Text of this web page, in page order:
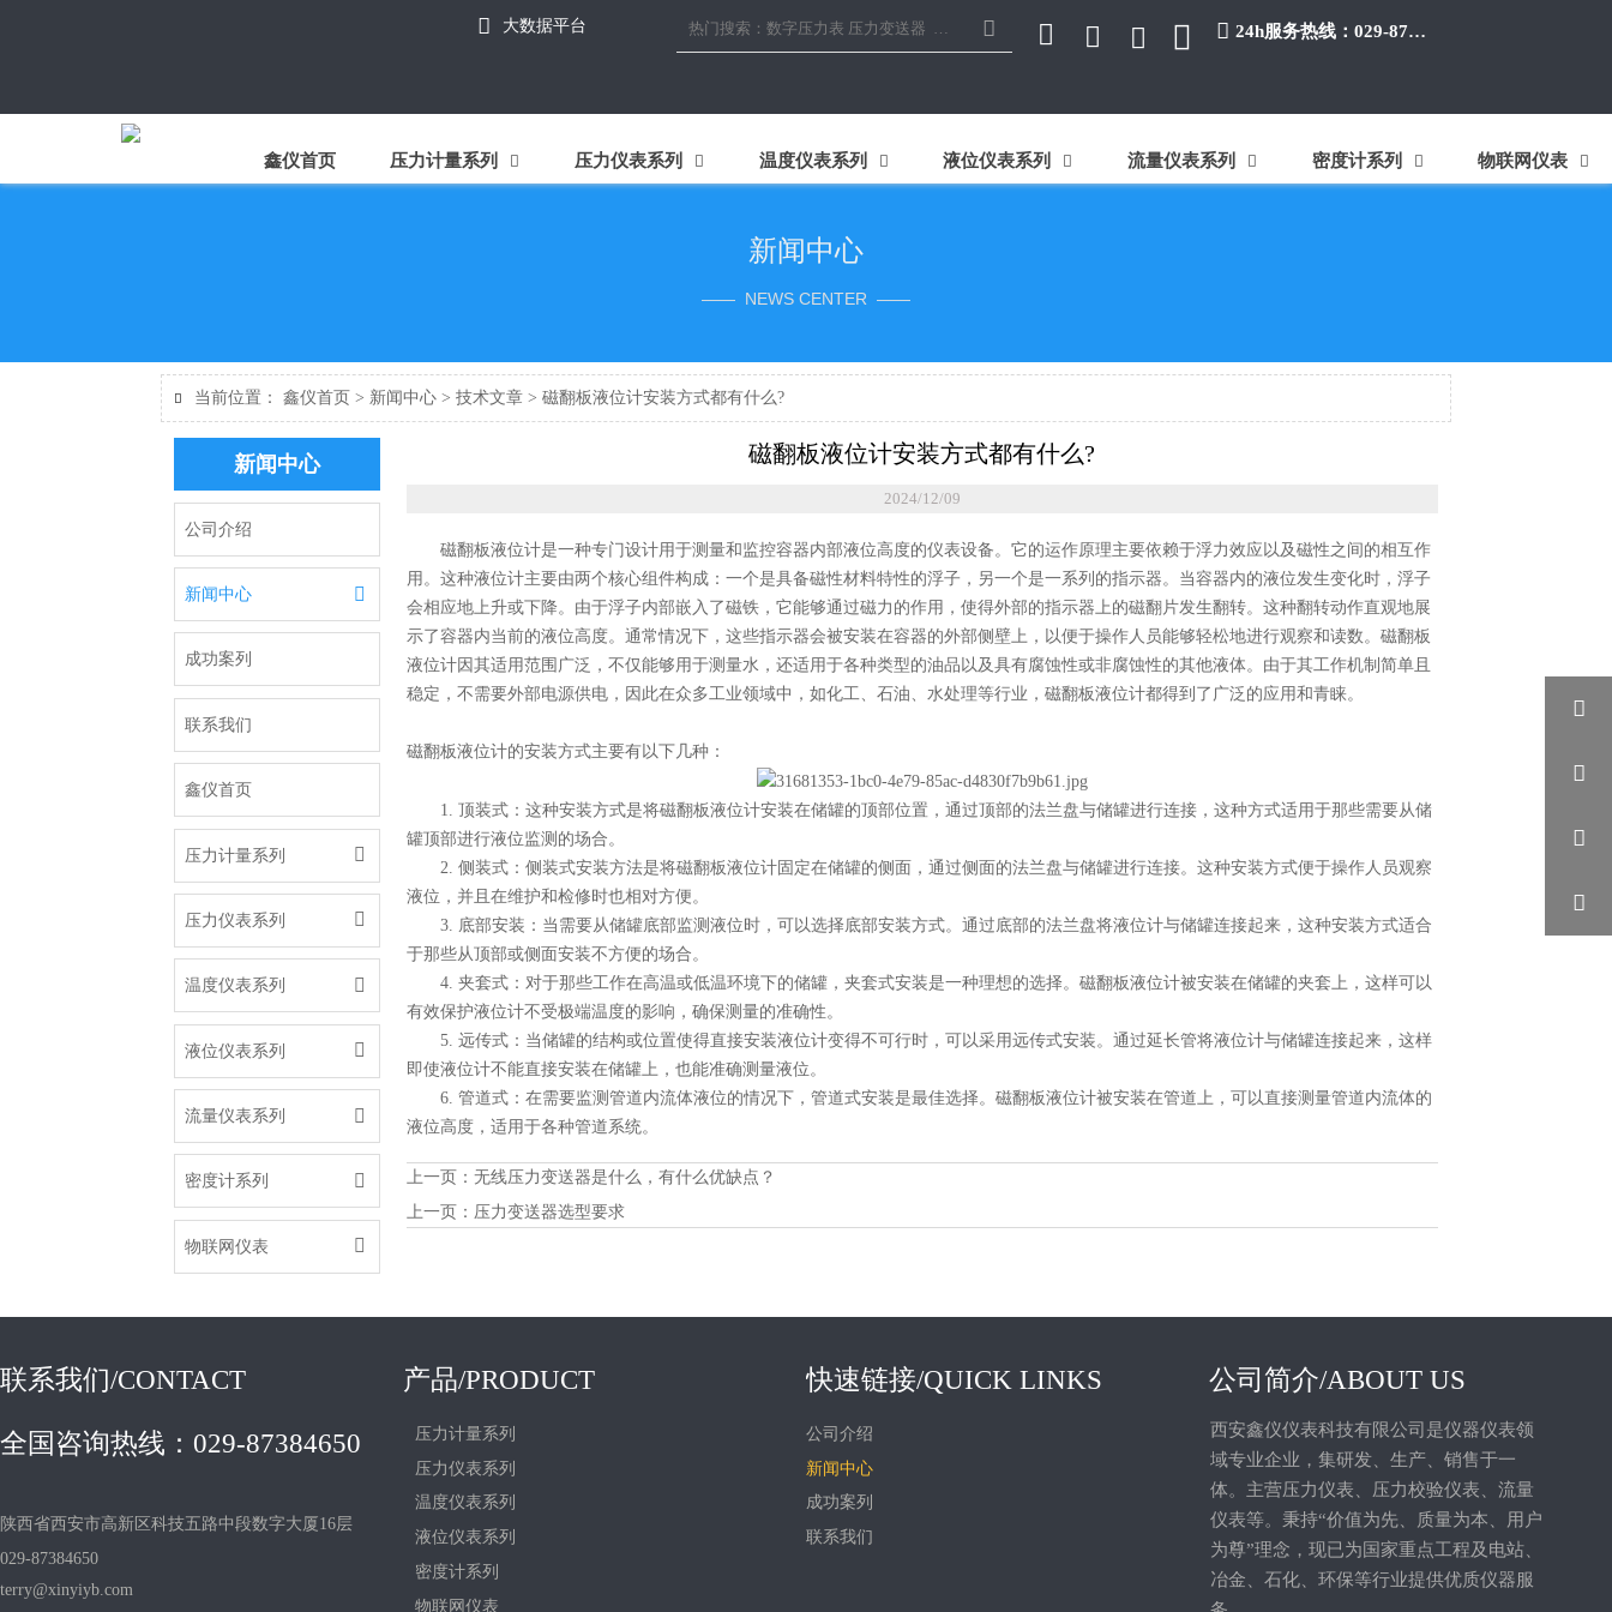
 大数据平台       24h服务热线：029-87384650
鑫仪首页 压力计量系列  压力仪表系列  温度仪表系列  液位仪表系列  流量仪表系列  密度计系列  物联网仪表 
新闻中心
—— NEWS CENTER ——
 当前位置：鑫仪首页 > 新闻中心 >技术文章 >磁翻板液位计安装方式都有什么?
新闻中心
公司介绍
新闻中心 
成功案列
联系我们
鑫仪首页
压力计量系列 
压力仪表系列 
温度仪表系列 
液位仪表系列 
流量仪表系列 
密度计系列 
物联网仪表 
磁翻板液位计安装方式都有什么?
2024/12/09
磁翻板液位计是一种专门设计用于测量和监控容器内部液位高度的仪表设备。它的运作原理主要依赖于浮力效应以及磁性之间的相互作
用。这种液位计主要由两个核心组件构成：一个是具备磁性材料特性的浮子，另一个是一系列的指示器。当容器内的液位发生变化时，浮子
会相应地上升或下降。由于浮子内部嵌入了磁铁，它能够通过磁力的作用，使得外部的指示器上的磁翻片发生翻转。这种翻转动作直观地展
示了容器内当前的液位高度。通常情况下，这些指示器会被安装在容器的外部侧壁上，以便于操作人员能够轻松地进行观察和读数。磁翻板
液位计因其适用范围广泛，不仅能够用于测量水，还适用于各种类型的油品以及具有腐蚀性或非腐蚀性的其他液体。由于其工作机制简单且
稳定，不需要外部电源供电，因此在众多工业领域中，如化工、石油、水处理等行业，磁翻板液位计都得到了广泛的应用和青睐。
磁翻板液位计的安装方式主要有以下几种：
1. 顶装式：这种安装方式是将磁翻板液位计安装在储罐的顶部位置，通过顶部的法兰盘与储罐进行连接，这种方式适用于那些需要从储
罐顶部进行液位监测的场合。
2. 侧装式：侧装式安装方法是将磁翻板液位计固定在储罐的侧面，通过侧面的法兰盘与储罐进行连接。这种安装方式便于操作人员观察
液位，并且在维护和检修时也相对方便。
3. 底部安装：当需要从储罐底部监测液位时，可以选择底部安装方式。通过底部的法兰盘将液位计与储罐连接起来，这种安装方式适合
于那些从顶部或侧面安装不方便的场合。
4. 夹套式：对于那些工作在高温或低温环境下的储罐，夹套式安装是一种理想的选择。磁翻板液位计被安装在储罐的夹套上，这样可以
有效保护液位计不受极端温度的影响，确保测量的准确性。
5. 远传式：当储罐的结构或位置使得直接安装液位计变得不可行时，可以采用远传式安装。通过延长管将液位计与储罐连接起来，这样
即使液位计不能直接安装在储罐上，也能准确测量液位。
6. 管道式：在需要监测管道内流体液位的情况下，管道式安装是最佳选择。磁翻板液位计被安装在管道上，可以直接测量管道内流体的
液位高度，适用于各种管道系统。
上一页： 无线压力变送器是什么，有什么优缺点？
上一页： 压力变送器选型要求
联系我们/CONTACT
全国咨询热线：029-87384650
陕西省西安市高新区科技五路中段数字大厦16层
029-87384650
terry@xinyiyb.com
产品/PRODUCT
压力计量系列
压力仪表系列
温度仪表系列
液位仪表系列
密度计系列
物联网仪表
快速链接/QUICK LINKS
公司介绍
新闻中心
成功案列
联系我们
公司简介/ABOUT US
西安鑫仪仪表科技有限公司是仪器仪表领
域专业企业，集研发、生产、销售于一
体。主营压力仪表、压力校验仪表、流量
仪表等。秉持“价值为先、质量为本、用户
为尊”理念，现已为国家重点工程及电站、
冶金、石化、环保等行业提供优质仪器服



